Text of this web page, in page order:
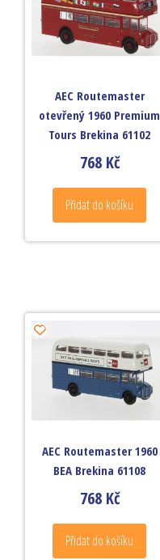
AEC Routemaster
otevřený 1960 Premium
Tours Brekina 61102
768 Kč
Přidat do košíku
AEC Routemaster 1960
BEA Brekina 61108
768 Kč
Přidat do košíku